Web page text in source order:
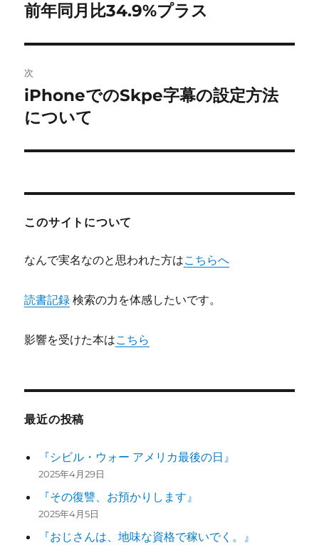
ナ
ビ
ゲ
ー
シ
ン
の
稿:
前年同月比34.9%プラス
次
次
の
稿:
iPhoneでのSkpe字幕の設定方法
について
このサイトについて
なんで実名なのと思われた方はこちらへ
読書記録 検索の力を体感したいです。
影響を受けた本はこちら
最近の投稿
『シビル・ウォー アメリカ最後の日』
2025年4月29日
『その復讐、お預かりします』
2025年4月5日
『おじさんは、地味な資格で稼いでく。』